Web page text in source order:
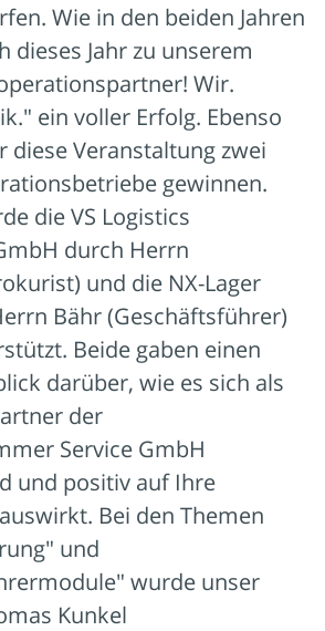
Wie in den beiden Jahren
dieses Jahr zu unserem
Wir.
ein voller Erfolg. Ebenso
Veranstaltung zwei
gewinnen.
die VS Logistics
durch Herrn
und die NX-Lager
Bähr (Geschäftsführer)
Beide gaben einen
darüber, wie es sich als
der
Service GmbH
und positiv auf Ihre
Bei den Themen
und
wurde unser
Kunkel